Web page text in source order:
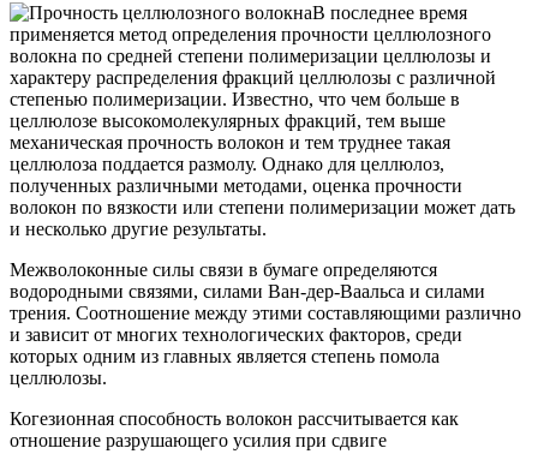
В последнее время
применяется метод определения прочности целлюлозного
волокна по средней степени полимеризации целлюлозы и
характеру распределения фракций целлюлозы с различной
степенью полимеризации. Известно, что чем больше в
целлюлозе высокомолекулярных фракций, тем выше
механическая прочность волокон и тем труднее такая
целлюлоза поддается размолу. Однако для целлюлоз,
полученных различными методами, оценка прочности
волокон по вязкости или степени полимеризации может дать
и несколько другие результаты.
Межволоконные силы связи в бумаге определяются
водородными связями, силами Ван-дер-Ваальса и силами
трения. Соотношение между этими составляющими различно
и зависит от многих технологических факторов, среди
которых одним из главных является степень помола
целлюлозы.
Когезионная способность волокон рассчитывается как
отношение разрушающего усилия при сдвиге